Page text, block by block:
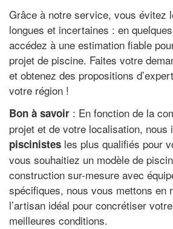
Grâce à notre service, vous évitez
longues et incertaines : en
accédez à une estimation fiable
projet de piscine. Faites votre
et obtenez des propositions
votre région !
Bon à savoir : En fonction de la
projet et de votre localisation, nous
piscinistes les plus qualifiés pour
vous souhaitiez un modèle de
construction sur-mesure avec
spécifiques, nous vous mettons en
l’artisan idéal pour concrétiser
meilleures conditions.